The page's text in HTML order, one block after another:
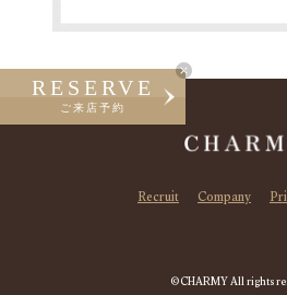
RESERVE
ご来店予約
Recruit Company
©CHARMY All rights